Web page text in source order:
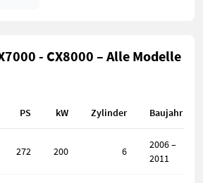
- CX8000 – Alle Modelle
PS kW Zylinder Baujahr
272 200 6
2006 –
2011